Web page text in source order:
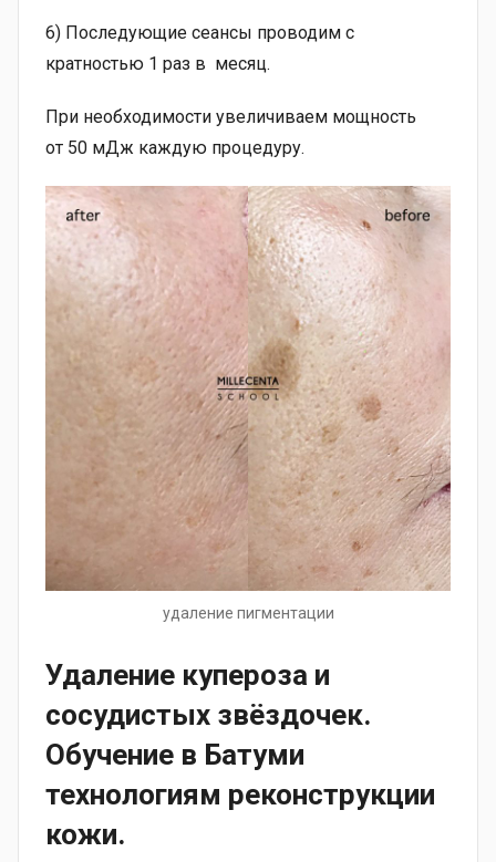
6) Последующие сеансы проводим с
кратностью 1 раз в месяц.
При необходимости увеличиваем мощность
от 50 мДж каждую процедуру.
удаление пигментации
Удаление купероза и
сосудистых звёздочек.
Обучение в Батуми
технологиям реконструкции
кожи.